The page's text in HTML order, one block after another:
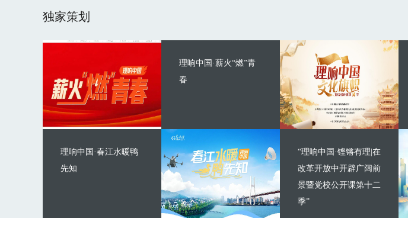
独家策划
理响中国·薪火“燃”青
春
理响中国·春江水暖鸭
先知
“理响中国·铿锵有理|在
改革开放中开辟广阔前
景暨党校公开课第十二
季”